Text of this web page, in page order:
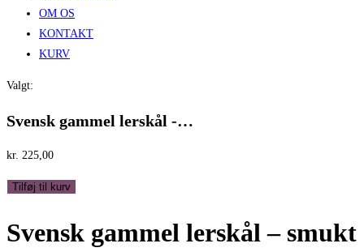
OM OS
KONTAKT
KURV
Valgt:
Svensk gammel lerskål -…
kr. 225,00
Svensk
lerskål
Tilføj til kurv
Svensk gammel lerskål – smukt